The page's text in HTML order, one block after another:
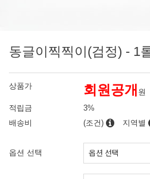
동글이찍찍이(검정) - 1
상품가 회원공개 원
적립금
3%
배송비
(조건) 지역별
옵션 선택